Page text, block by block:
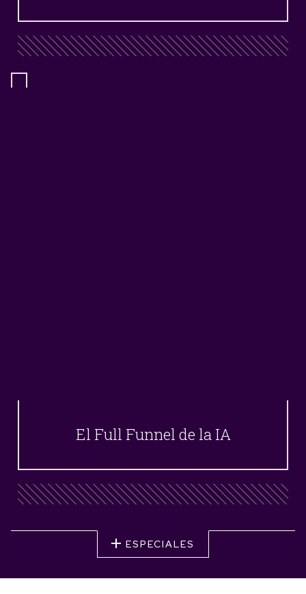
El Full Funnel de la IA
ESPECIALES